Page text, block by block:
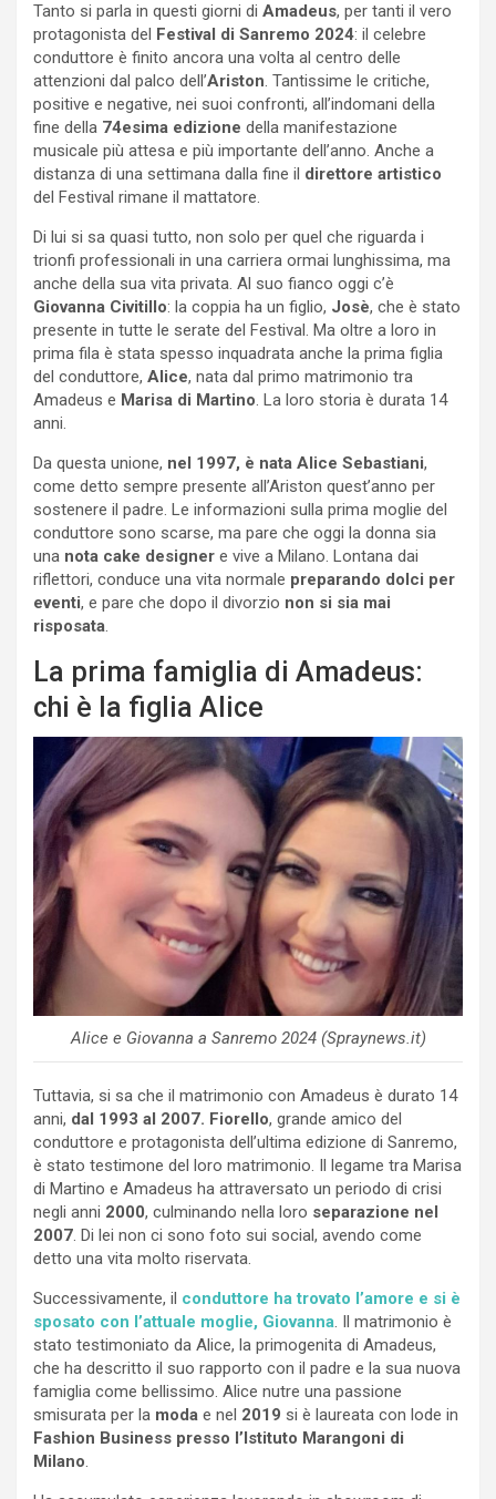
Tanto si parla in questi giorni di Amadeus, per tanti il vero
protagonista del
Festival di Sanremo 2024: il celebre
conduttore è finito ancora una volta al centro delle
attenzioni dal palco dell’Ariston. Tantissime le critiche,
positive e negative, nei suoi confronti, all’indomani della
fine della 74esima edizione della manifestazione
musicale più attesa e più importante dell’anno. Anche a
distanza di una settimana dalla fine il direttore artistico
del Festival rimane il mattatore.
Di lui si sa quasi tutto, non solo per quel che riguarda i
trionfi professionali in una carriera ormai lunghissima, ma
anche della sua vita privata. Al suo fianco oggi c’è
Giovanna Civitillo: la coppia ha un figlio, Josè, che è stato
presente in tutte le serate del Festival. Ma oltre a loro in
prima fila è stata spesso inquadrata anche la prima figlia
del conduttore, Alice, nata dal primo matrimonio tra
Amadeus e Marisa di Martino. La loro storia è durata 14
anni.
Da questa unione, nel 1997, è nata Alice Sebastiani,
come detto sempre presente all’Ariston quest’anno per
sostenere il padre. Le informazioni sulla prima moglie del
conduttore sono scarse, ma pare che oggi la donna sia
una nota cake designer e vive a Milano. Lontana dai
riflettori, conduce una vita normale preparando dolci per
eventi, e pare che dopo il divorzio non si sia mai
risposata.
La prima famiglia di Amadeus:
chi è la figlia Alice
Alice e Giovanna a Sanremo 2024 (Spraynews.it)
Tuttavia, si sa che il matrimonio con Amadeus è durato 14
anni, dal 1993 al 2007. Fiorello, grande amico del
conduttore e protagonista dell’ultima edizione di Sanremo,
è stato testimone del loro matrimonio. Il legame tra Marisa
di Martino e Amadeus ha attraversato un periodo di crisi
negli anni 2000, culminando nella loro separazione nel
2007. Di lei non ci sono foto sui social, avendo come
detto una vita molto riservata.
Successivamente, il conduttore ha trovato l’amore e si è
sposato con l’attuale moglie, Giovanna. Il matrimonio è
stato testimoniato da Alice, la primogenita di Amadeus,
che ha descritto il suo rapporto con il padre e la sua nuova
famiglia come bellissimo. Alice nutre una passione
smisurata per la moda e nel 2019 si è laureata con lode in
Fashion Business presso l’Istituto Marangoni di
Milano.